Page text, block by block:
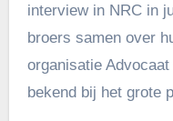
interview in NRC in
broers samen over
organisatie
bekend bij het grote